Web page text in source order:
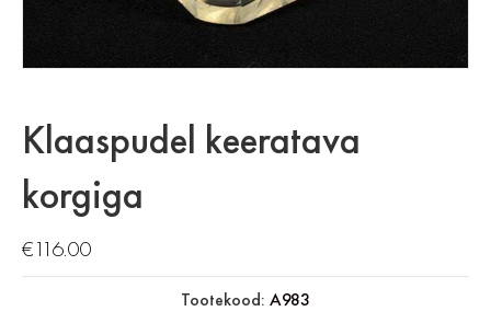
Klaaspudel keeratava
korgiga
€116.00
Tootekood: A983